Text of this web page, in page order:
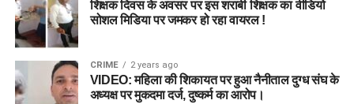
शिक्षक दिवस के अवसर पर इस शराबी शिक्षक का वीडियो
सोशल मिडिया पर जमकर हो रहा वायरल !
CRIME 2 years ago
VIDEO: महिला की शिकायत पर हुआ नैनीताल दुग्ध संघ के
अध्यक्ष पर मुकदमा दर्ज, दुष्कर्म का आरोप।